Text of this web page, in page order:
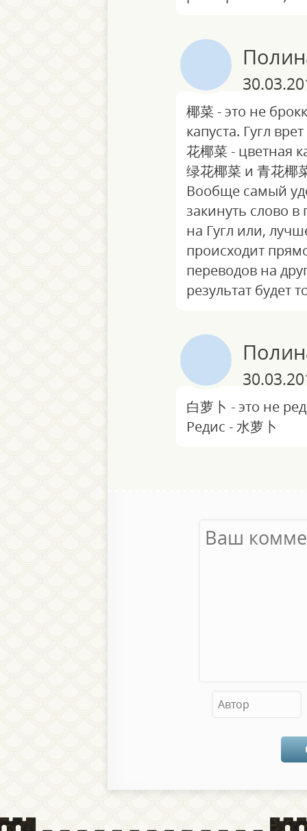
椰菜 - это не
капуста. Гугл
花椰菜 - цветная
绿花椰菜 и 青花椰
Вообще самый
закинуть слово
на Гугл или,
происходит
переводов на
результат будет
白萝卜 - это не
Редис - 水萝卜